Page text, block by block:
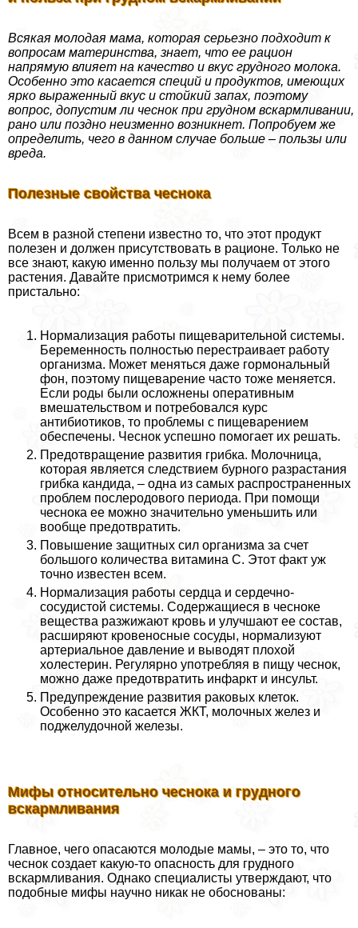
Всякая молодая мама, которая серьезно подходит к
вопросам материнства, знает, что ее рацион
напрямую влияет на качество и вкус грудного молока.
Особенно это касается специй и продуктов, имеющих
ярко выраженный вкус и стойкий запах, поэтому
вопрос, допустим ли чеснок при грудном вскармливании,
рано или поздно неизменно возникнет. Попробуем же
определить, чего в данном случае больше – пользы или
вреда.
Полезные свойства чеснока
Всем в разной степени известно то, что этот продукт
полезен и должен присутствовать в рационе. Только не
все знают, какую именно пользу мы получаем от этого
растения. Давайте присмотримся к нему более
пристально:
Нормализация работы пищеварительной системы.
Беременность полностью перестраивает работу
организма. Может меняться даже гормональный
фон, поэтому пищеварение часто тоже меняется.
Если роды были осложнены оперативным
вмешательством и потребовался курс
антибиотиков, то проблемы с пищеварением
обеспечены. Чеснок успешно помогает их решать.
Предотвращение развития грибка. Молочница,
которая является следствием бурного разрастания
грибка кандида, – одна из самых распространенных
проблем послеродового периода. При помощи
чеснока ее можно значительно уменьшить или
вообще предотвратить.
Повышение защитных сил организма за счет
большого количества витамина С. Этот факт уж
точно известен всем.
Нормализация работы сердца и сердечно-
сосудистой системы. Содержащиеся в чесноке
вещества разжижают кровь и улучшают ее состав,
расширяют кровеносные сосуды, нормализуют
артериальное давление и выводят плохой
холестерин. Регулярно употрeбляя в пищу чеснок,
можно даже предотвратить инфаркт и инсульт.
Предупреждение развития paковых клеток.
Особенно это касается ЖКТ, молочных желез и
поджелудочной железы.
Мифы относительно чеснока и грудного
вскармливания
Главное, чего опасаются молодые мамы, – это то, что
чеснок создает какую-то опасность для грудного
вскармливания. Однако специалисты утверждают, что
подобные мифы научно никак не обоснованы: